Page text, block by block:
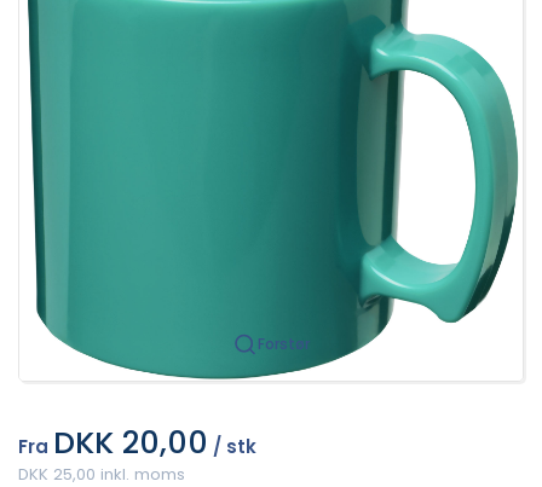
Forstør
Fra DKK 20,00 / stk
DKK 25,00 inkl. moms